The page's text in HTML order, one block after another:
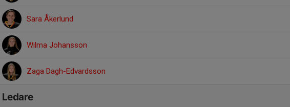
Sara Åkerlund
Wilma Johansson
Zaga Dagh-Edvardsson
Ledare